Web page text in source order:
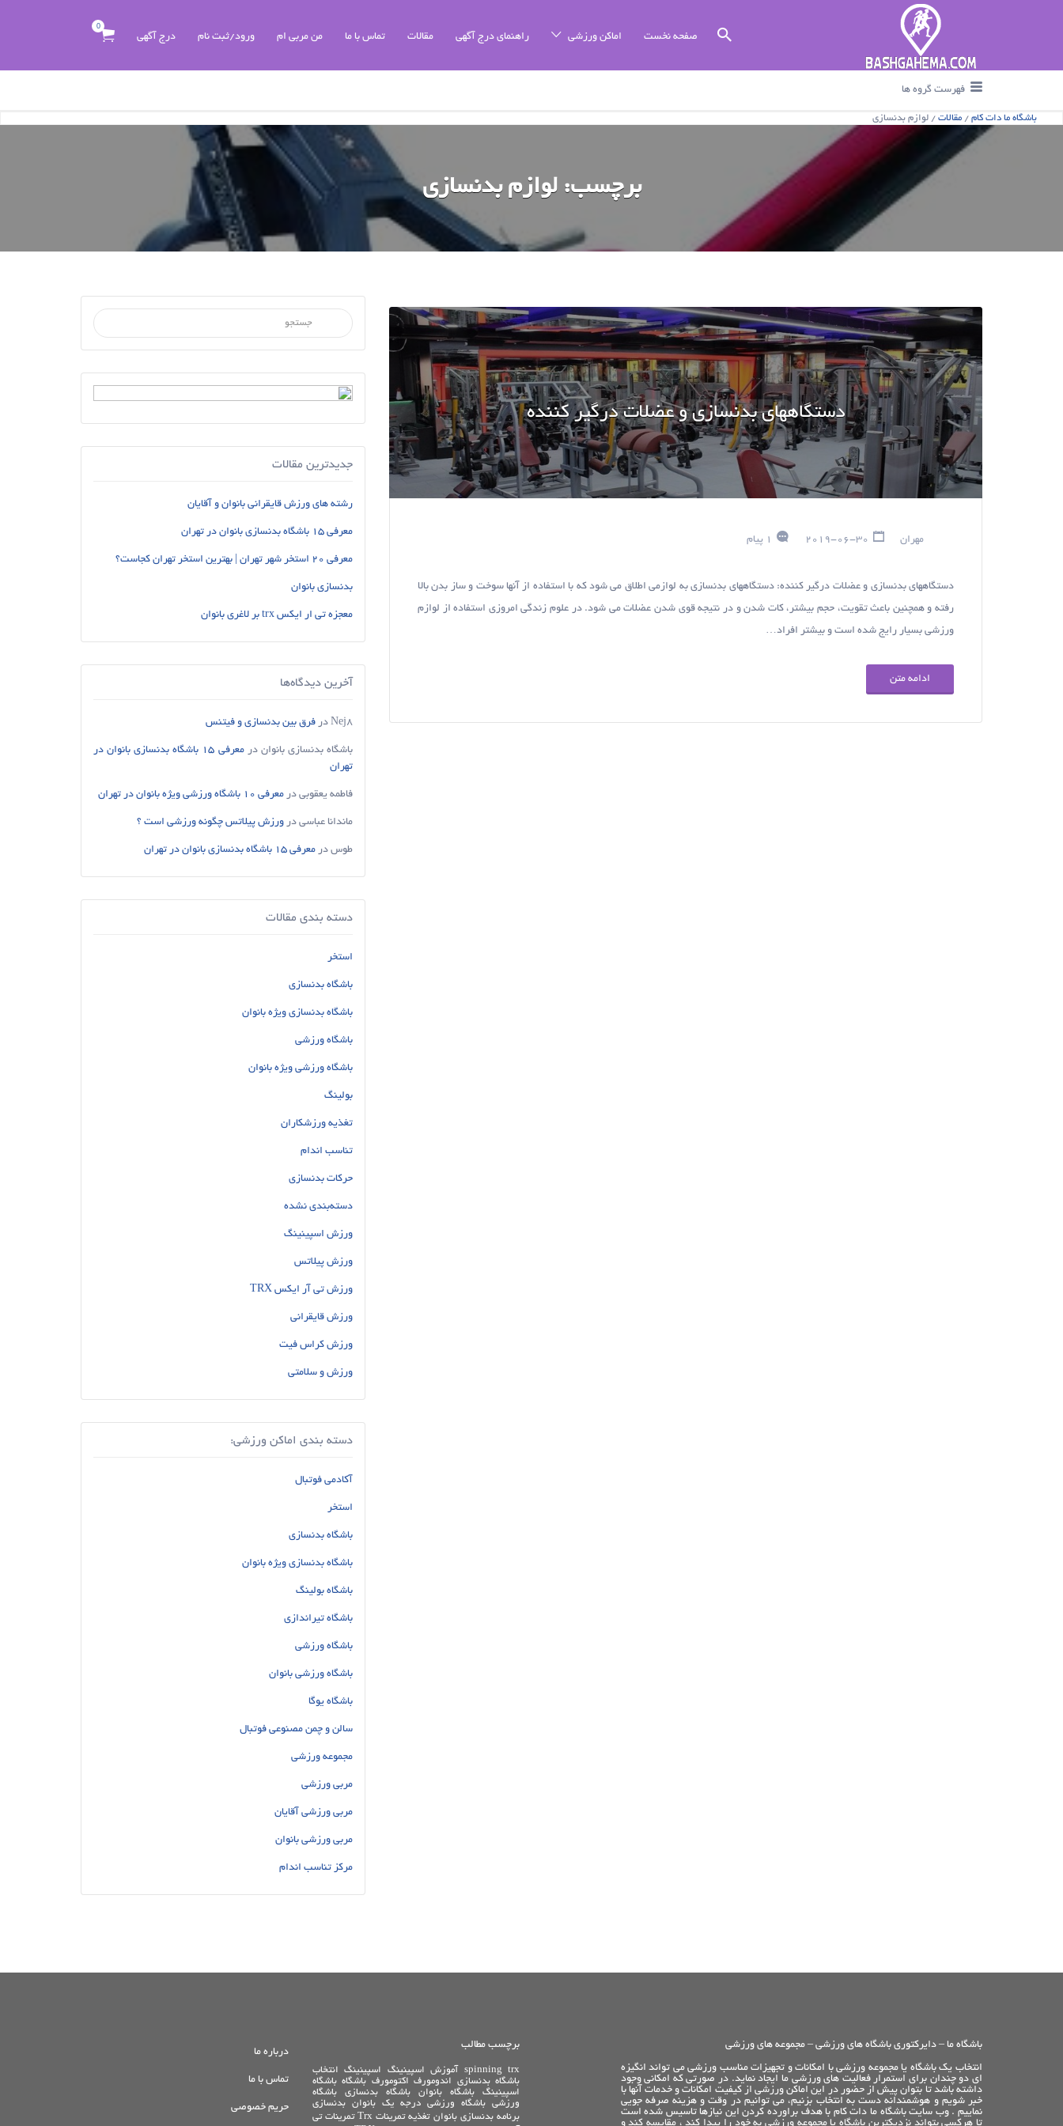
صفحه نخست اماکن ورزشی راهنمای درج آگهی مقالات تماس با ما من مربی ام ورود/ثبت نام درج آگهی
0
جستجو برای :
فهرست گروه ها
باشگاه ما دات کام / مقالات / لوازم بدنسازی
برچسب:لوازم بدنسازی
دستگاههای بدنسازی و عضلات درگیر کننده
مهران 1 پیام
دستگاههای بدنسازی و عضلات درگیر کننده: دستگاههای بدنسازی به لوازمی اطلاق می شود که با استفاده از آنها سوخت و ساز بدن بالا
رفته و همچنین باعث تقویت، حجم بیشتر، کات شدن و در نتیجه قوی شدن عضلات می شود. در علوم زندگی امروزی استفاده از لوازم
ورزشی بسیار رایج شده است و بیشتر افراد…
ادامه متن
جستجو برای :
جدیدترین مقالات
رشته های ورزش قایقرانی بانوان و آقایان
معرفی 15 باشگاه بدنسازی بانوان در تهران
معرفی 20 استخر شهر تهران | بهترین استخر تهران کجاست؟
بدنسازی بانوان
معجزه تی ار ایکس trx بر لاغری بانوان
آخرین دیدگاه‌ها
Nej8 در فرق بین بدنسازی و فیتنس
باشگاه بدنسازی بانوان در
معرفی 15 باشگاه بدنسازی بانوان در
تهران
فاطمه یعقوبی در معرفی 10 باشگاه ورزشی ویژه بانوان در تهران
ماندانا عباسی در ورزش پیلاتس چگونه ورزشی است ؟
طوس در معرفی 15 باشگاه بدنسازی بانوان در تهران
دسته بندی مقالات
استخر
باشگاه بدنسازی
باشگاه بدنسازی ویژه بانوان
باشگاه ورزشی
باشگاه ورزشی ویژه بانوان
بولینگ
تغذیه ورزشکاران
تناسب اندام
حرکات بدنسازی
دسته‌بندی نشده
ورزش اسپینینگ
ورزش پیلاتس
ورزش تی آر ایکس TRX
ورزش قایقرانی
ورزش کراس فیت
ورزش و سلامتی
دسته بندی اماکن ورزشی:
آکادمی فوتبال
استخر
باشگاه بدنسازی
باشگاه بدنسازی ویژه بانوان
باشگاه بولینگ
باشگاه تیراندازی
باشگاه ورزشی
باشگاه ورزشی بانوان
باشگاه یوگا
سالن و چمن مصنوعی فوتبال
مجموعه ورزشی
مربی ورزشی
مربی ورزشی آقایان
مربی ورزشی بانوان
مرکز تناسب اندام
باشگاه ما – دایرکتوری باشگاه های ورزشی – مجموعه های ورزشی
انتخاب یک باشگاه یا مجموعه ورزشی با امکانات و تجهیزات مناسب ورزشی می تواند انگیزه
ای دو چندان برای استمرار فعالیت های ورزشی ما ایجاد نماید. در صورتی که امکانی وجود
داشته باشد تا بتوان پیش از حضور در این اماکن ورزشی از کیفیت امکانات و خدمات آنها با
خبر شویم و هوشمندانه دست به انتخاب بزنیم، می توانیم در وقت و هزینه صرفه جویی
نماییم . وب سایت باشگاه ما دات کام با هدف براورده کردن این نیازها تاسیس شده است
تا هرکسی بتواند نزدیکترین باشگاه یا مجموعه ورزشی به خود را پیدا کند ، مقایسه کند و
برچسب مطالب
spinning trx آموزش اسپینینگ اسپینینگ
انتخاب
باشگاه بدنسازی
اندومورف اکتومورف باشگاه باشگاه
اسپینینگ
باشگاه بانوان باشگاه بدنسازی
باشگاه
ورزشی
باشگاه ورزشی درجه یک بانوان
بدنسازی
برنامه بدنسازی بانوان تغذیه تمرینات Trx
تمرینات تی
درباره ما
تماس با ما
حریم خصوصی